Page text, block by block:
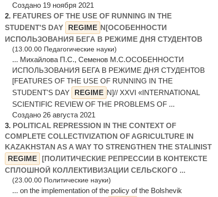
Создано 19 ноября 2021
2. FEATURES OF THE USE OF RUNNING IN THE
STUDENT'S DAY
REGIME N[ОСОБЕННОСТИ
ИСПОЛЬЗОВАНИЯ БЕГА В РЕЖИМЕ ДНЯ СТУДЕНТОВ
(13.00.00 Педагогические науки)
... Михайлова П.С., Семенов М.С.ОСОБЕННОСТИ
ИСПОЛЬЗОВАНИЯ БЕГА В РЕЖИМЕ ДНЯ СТУДЕНТОВ
[FEATURES OF THE USE OF RUNNING IN THE
STUDENT'S DAY
REGIME N]// XXVI «INTERNATIONAL
SCIENTIFIC REVIEW OF THE PROBLEMS OF ...
Создано 26 августа 2021
3. POLITICAL REPRESSION IN THE CONTEXT OF
COMPLETE COLLECTIVIZATION OF AGRICULTURE IN
KAZAKHSTAN AS A WAY TO STRENGTHEN THE STALINIST
REGIME [ПОЛИТИЧЕСКИЕ РЕПРЕССИИ В КОНТЕКСТЕ
СПЛОШНОЙ КОЛЛЕКТИВИЗАЦИИ СЕЛЬСКОГО ...
(23.00.00 Политические науки)
... on the implementation of the policy of the Bolshevik